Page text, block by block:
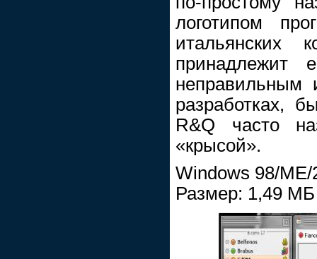
логотипом
итальянских
неправильным
разработках,
R&Q часто
«крысой».
Windows 98/
Размер: 1,49 МБ